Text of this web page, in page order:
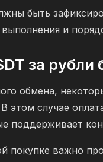
быть
и
за рубли
обмена,
В этом случае
поддерживает
покупке важно